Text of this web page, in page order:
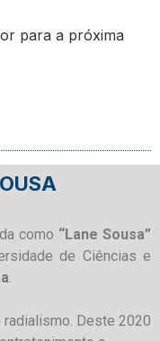
para a próxima
como “Lane Sousa”
de Ciências e
Deste 2020